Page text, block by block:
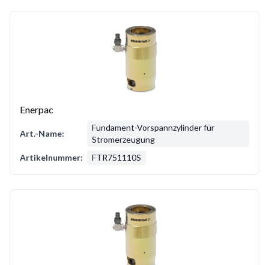
Enerpac
Art.-Name:
Fundament-Vorspannzylinder für
Stromerzeugung
Artikelnummer:
FTR751110S